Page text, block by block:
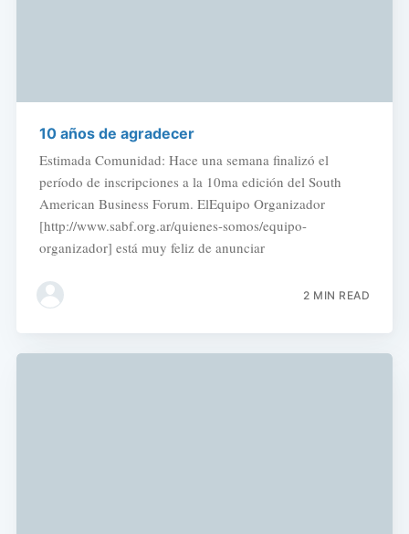
10 años de agradecer
Estimada Comunidad: Hace una semana finalizó el
período de inscripciones a la 10ma edición del South
American Business Forum. ElEquipo Organizador
[http://www.sabf.org.ar/quienes-somos/equipo-
organizador] está muy feliz de anunciar
2 MIN READ